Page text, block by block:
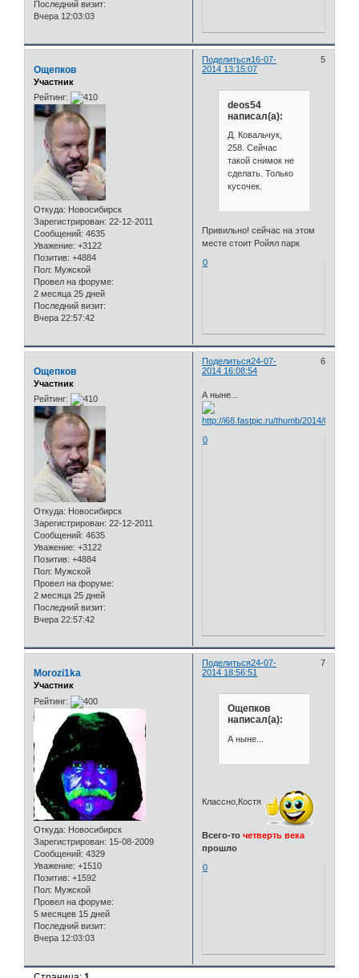
Последний визит:
Вчера 12:03:03
Поделиться 5
16-07-
2014 13:15:07
Ощепков
Участник
Рейтинг:
Откуда: Новосибирск
Зарегистрирован: 22-12-2011
Сообщений: 4635
Уважение: +3122
Позитив: +4884
Пол: Мужской
Провел на форуме:
2 месяца 25 дней
Последний визит:
Вчера 22:57:42
deos54
написал(а):
Д. Ковальчук,
258. Сейчас
такой снимок не
сделать. Только
кусочек.
Привильно! сейчас на этом
месте стоит Ройял парк
0
Поделиться 6
24-07-
2014 16:08:54
Ощепков
Участник
Рейтинг:
Откуда: Новосибирск
Зарегистрирован: 22-12-2011
Сообщений: 4635
Уважение: +3122
Позитив: +4884
Пол: Мужской
Провел на форуме:
2 месяца 25 дней
Последний визит:
Вчера 22:57:42
А ныне...
0
Поделиться 7
24-07-
2014 18:56:51
Morozi1ka
Участник
Рейтинг:
Откуда: Новосибирск
Зарегистрирован: 15-08-2009
Сообщений: 4329
Уважение: +1510
Позитив: +1592
Пол: Мужской
Провел на форуме:
5 месяцев 15 дней
Последний визит:
Вчера 12:03:03
Ощепков
написал(а):
А ныне...
Классно,Костя
Всего-точетверть века
прошло
0